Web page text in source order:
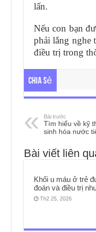
lấn.
Nếu con bạn
phải lắng nghe
điều trị trong
Chia sẻ
Bài trước
Tìm hiểu về kỹ
sinh hóa nước
Bài viết liên
Khối u máu ở trẻ
đoán và điều trị
Th2 25, 2026